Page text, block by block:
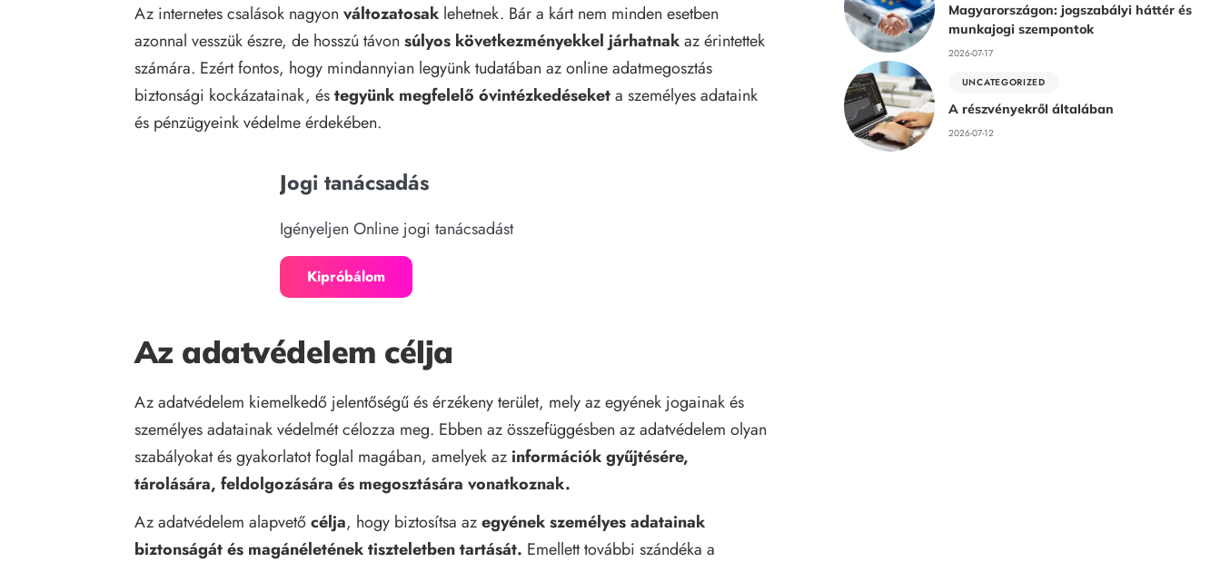
Az internetes csalások nagyon változatosak lehetnek. Bár a kárt nem minden esetben
azonnal vesszük észre, de hosszú távon súlyos következményekkel járhatnakaz érintettek
számára. Ezért fontos, hogy mindannyian legyünk tudatában az online adatmegosztás
biztonsági kockázatainak, éstegyünk megfelelő óvintézkedéseketa személyes adataink
és pénzügyeink védelme érdekében.
Jogi tanácsadás
Igényeljen Online jogi tanácsadást
Kipróbálom
Az adatvédelem célja
Az adatvédelem kiemelkedő jelentőségű és érzékeny terület, mely az egyének jogainak és
személyes adatainak védelmét célozza meg. Ebben az összefüggésben az adatvédelem olyan
szabályokat és gyakorlatot foglal magában, amelyek az információk gyűjtésére,
tárolására, feldolgozására és megosztására vonatkoznak.
Az adatvédelem alapvetőcélja, hogy biztosítsa azegyének személyes adatainak
biztonságát és magánéletének tiszteletben tartását. Emellett további szándéka a
Magyarországon: jogszabályi háttér és
munkajogi szempontok
2026-07-17
UNCATEGORIZED
A részvényekről általában
2026-07-12